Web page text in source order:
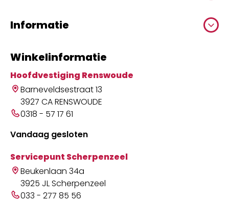
Informatie
Winkelinformatie
Hoofdvestiging Renswoude
Barneveldsestraat 13
3927 CA RENSWOUDE
0318 - 57 17 61
Vandaag gesloten
Servicepunt Scherpenzeel
Beukenlaan 34a
3925 JL Scherpenzeel
033 - 277 85 56